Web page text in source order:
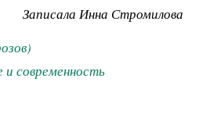
Записала Инна Стромилова
и современность